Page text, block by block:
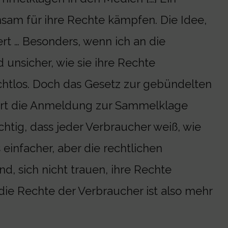
für ihre Rechte kämpfen. Die Idee,
… Besonders, wenn ich an die
unsicher, wie sie ihre Rechte
Doch das Gesetz zur gebündelten
die Anmeldung zur Sammelklage
dass jeder Verbraucher weiß, wie
aber die rechtlichen
sich nicht trauen, ihre Rechte
Rechte der Verbraucher ist also mehr